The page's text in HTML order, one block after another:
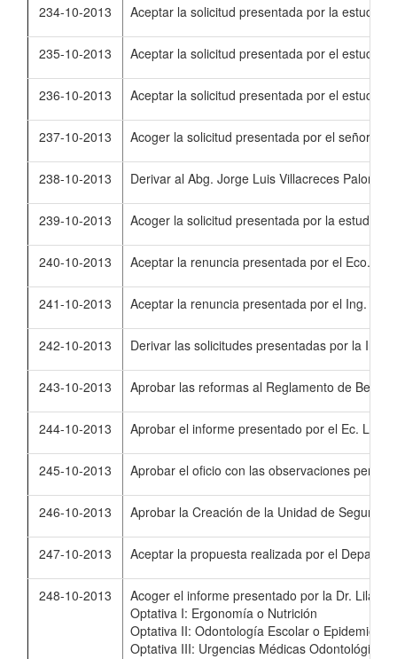
234-10-2013 Aceptar la solicitud presentada por la
235-10-2013 Aceptar la solicitud presentada por el
236-10-2013 Aceptar la solicitud presentada por el
237-10-2013 Acoger la solicitud presentada por el señor
238-10-2013 Derivar al Abg. Jorge Luis Villacreces
239-10-2013 Acoger la solicitud presentada por la
240-10-2013 Aceptar la renuncia presentada por el Eco.
241-10-2013 Aceptar la renuncia presentada por el Ing.
242-10-2013 Derivar las solicitudes presentadas por la Ing.
243-10-2013 Aprobar las reformas al Reglamento de
244-10-2013 Aprobar el informe presentado por el Ec.
245-10-2013 Aprobar el oficio con las observaciones
246-10-2013 Aprobar la Creación de la Unidad de
247-10-2013 Aceptar la propuesta realizada por el
248-10-2013
Acoger el informe presentado por la Dr. Lila
Optativa I: Ergonomía o Nutrición
Optativa II: Odontología Escolar o
Optativa III: Urgencias Médicas Odontológicas